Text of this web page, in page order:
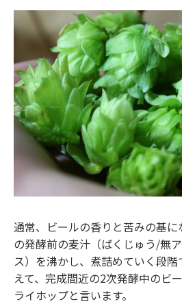
通常、ビールの香りと苦みの基
の発酵前の麦汁（ばくじゅう/無
ス）を沸かし、煮詰めていく段
えて、完成間近の2次発酵中のビ
ライホップと言います。